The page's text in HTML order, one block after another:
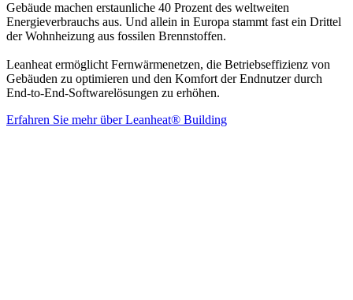
Gebäude machen erstaunliche 40 Prozent des weltweiten
Energieverbrauchs aus. Und allein in Europa stammt fast ein Drittel
der Wohnheizung aus fossilen Brennstoffen.
Leanheat ermöglicht Fernwärmenetzen, die Betriebseffizienz von
Gebäuden zu optimieren und den Komfort der Endnutzer durch
End-to-End-Softwarelösungen zu erhöhen.
Erfahren Sie mehr über Leanheat® Building